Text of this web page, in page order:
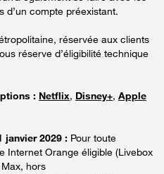
d’un compte préexistant.
réservée aux clients
réserve d’éligibilité technique
: Netflix, Disney+, Apple
janvier 2029 : Pour toute
Internet Orange éligible (Livebox
hors